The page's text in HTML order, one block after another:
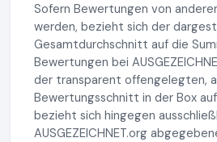
Sofern Bewertungen von
werden, bezieht sich der
Gesamtdurchschnitt auf die
Bewertungen bei
der transparent offengelegten,
Bewertungsschnitt in der Box
bezieht sich hingegen
AUSGEZEICHNET.org